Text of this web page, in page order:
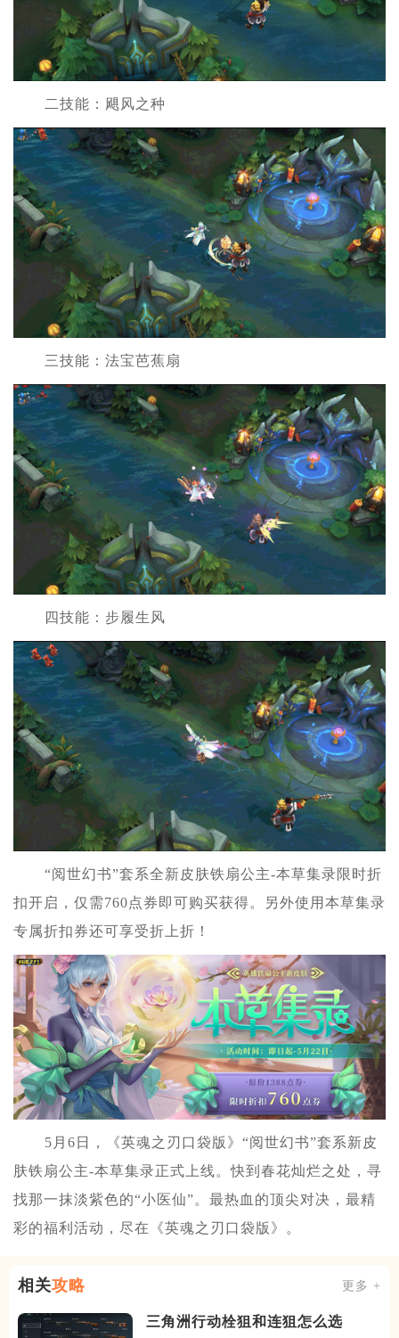
二技能：飓风之种
三技能：法宝芭蕉扇
四技能：步履生风
“阅世幻书”套系全新皮肤铁扇公主-本草集录限时折
扣开启，仅需760点券即可购买获得。另外使用本草集录
专属折扣券还可享受折上折！
5月6日，《英魂之刃口袋版》“阅世幻书”套系新皮
肤铁扇公主-本草集录正式上线。快到春花灿烂之处，寻
找那一抹淡紫色的“小医仙”。最热血的顶尖对决，最精
彩的福利活动，尽在《英魂之刃口袋版》。
相关攻略 更多 +
三角洲行动栓狙和连狙怎么选